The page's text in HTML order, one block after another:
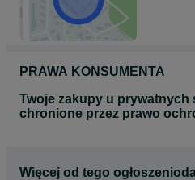
PRAWA KONSUMENTA
Twoje zakupy u prywatnych
chronione przez prawo
Więcej od tego